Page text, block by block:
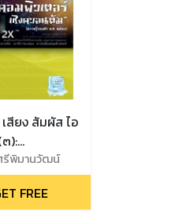
สียง สัมผัส ไอ
):
ชิงควอนตัม
ว (๒๕๖๐)
รีพิมานวัฒน์
), จิรวัฒน์ ตั้ง
นันท์ ภูผาจง,
ยม, ปรีติ โอวาท
FREE